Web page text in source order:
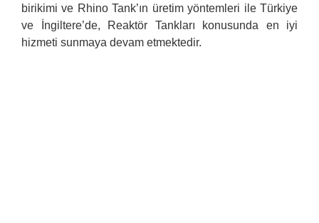
birikimi ve Rhino Tank’ın üretim yöntemleri ile Türkiye
ve İngiltere’de, Reaktör Tankları konusunda en iyi
hizmeti sunmaya devam etmektedir.